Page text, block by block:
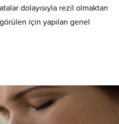
dolayısıyla rezil olmaktan
için yapılan genel